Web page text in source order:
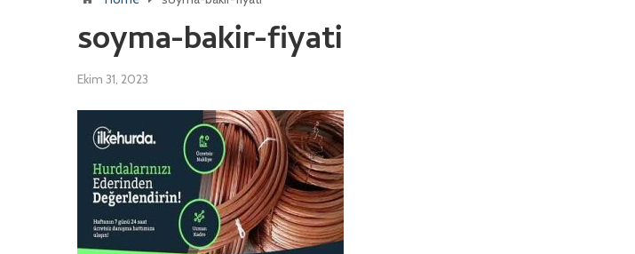
soyma-bakir-fiyati
Ekim 31, 2023